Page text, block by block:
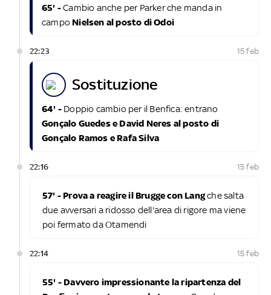
65' -Cambio anche per Parker che manda in
campo Nielsen al posto di Odoi
22:23 15 feb
sostituzione
64' - Doppio cambio per il Benfica: entrano
Gonçalo Guedes e David Neres al posto di
Gonçalo Ramos e Rafa Silva
22:16 15 feb
57' - Prova a reagire il Brugge con Langche salta
due avversari a ridosso dell'area di rigore ma viene
poi fermato da Otamendi
22:14 15 feb
55' - Davvero impressionante la ripartenza del